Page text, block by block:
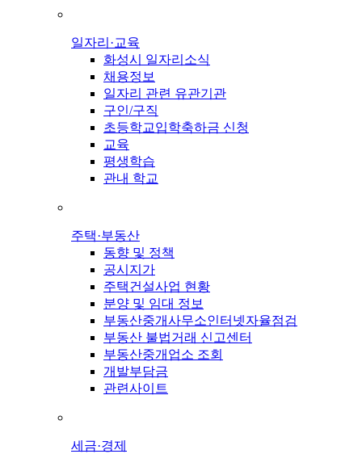
일자리·교육
화성시 일자리소식
채용정보
일자리 관련 유관기관
구인/구직
초등학교입학축하금 신청
교육
평생학습
관내 학교
주택·부동산
동향 및 정책
공시지가
주택건설사업 현황
분양 및 임대 정보
부동산중개사무소인터넷자율점검
부동산 불법거래 신고센터
부동산중개업소 조회
개발부담금
관련사이트
세금·경제